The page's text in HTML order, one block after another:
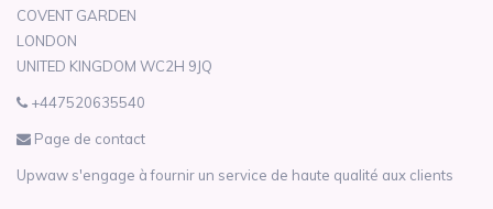
COVENT GARDEN
LONDON
UNITED KINGDOM WC2H 9JQ
+447520635540
Page de contact
Upwaw s'engage à fournir un service de haute qualité aux clients